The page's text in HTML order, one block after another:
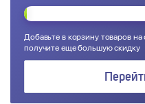
Добавьте в корзину товаров
получите еще большую скидку